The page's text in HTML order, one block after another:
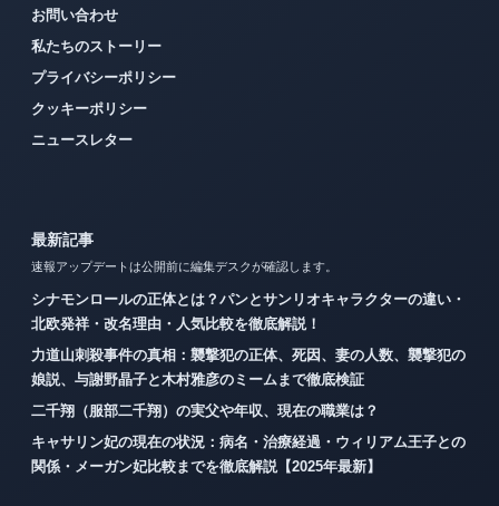
お問い合わせ
私たちのストーリー
プライバシーポリシー
クッキーポリシー
ニュースレター
最新記事
速報アップデートは公開前に編集デスクが確認します。
シナモンロールの正体とは？パンとサンリオキャラクターの違い・
北欧発祥・改名理由・人気比較を徹底解説！
力道山刺殺事件の真相：襲撃犯の正体、死因、妻の人数、襲撃犯の
娘説、与謝野晶子と木村雅彦のミームまで徹底検証
二千翔（服部二千翔）の実父や年収、現在の職業は？
キャサリン妃の現在の状況：病名・治療経過・ウィリアム王子との
関係・メーガン妃比較までを徹底解説【2025年最新】